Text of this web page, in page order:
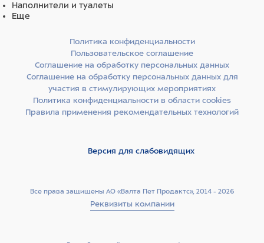
Наполнители и туалеты
Еще
Все права защищены АО «Валта Пет Продактс», 2014 - 2026
Реквизиты компании
Политика конфиденциальности
Пользовательское соглашение
Соглашение на обработку персональных данных
Соглашение на обработку персональных данных для
участия в стимулирующих мероприятиях
Политика конфиденциальности в области cookies
Правила применения рекомендательных технологий
Версия для слабовидящих